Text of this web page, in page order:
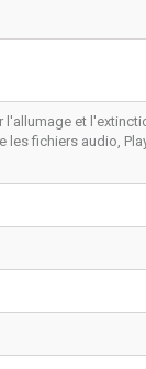
et
fichiers audio,